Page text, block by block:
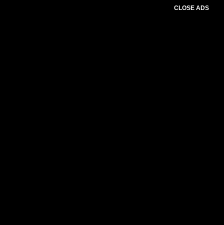
CLOSE ADS